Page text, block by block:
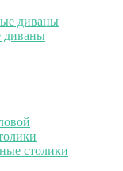
диваны
диваны
столики